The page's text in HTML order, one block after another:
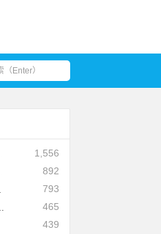
1,556
892
793
465
439